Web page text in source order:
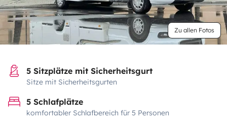
Zu allen Fotos
5 Sitzplätze mit Sicherheitsgurt
Sitze mit Sicherheitsgurten
5 Schlafplätze
komfortabler Schlafbereich für 5 Personen